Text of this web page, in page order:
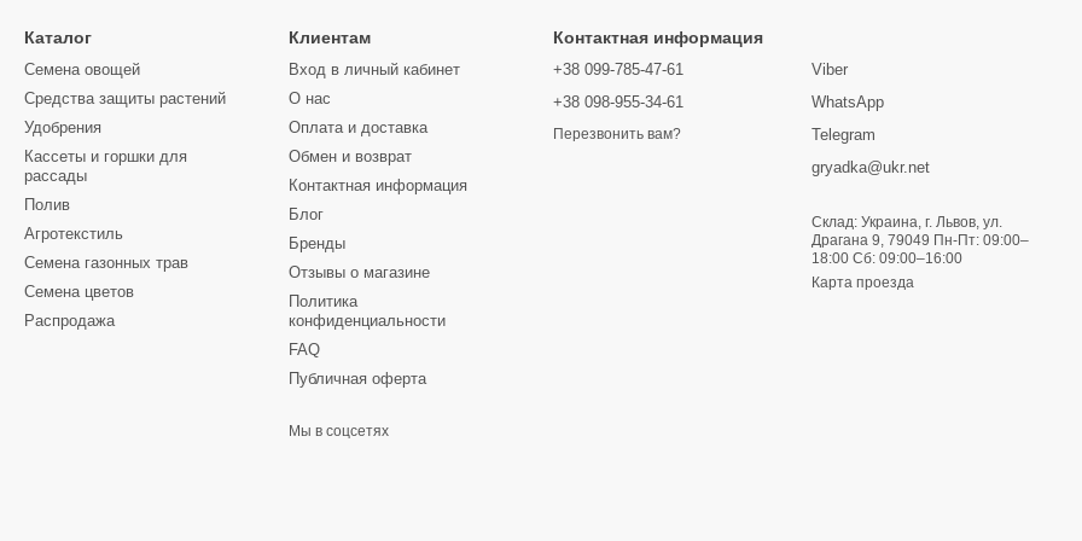
управляющая реакциями;
для использования препаратов в связи с их токсичностью. К тому же, эффективность борьбы с некоторыми грибками
меры, когда обрабатывается исключительно посадочный материал.
нужно также и на сроки обработки. Для каждой культуры разработаны свои схемы, что должны видоизменяться в
в регионе.
целый список препаратов, удовлетворяющий потребности аграриев. Профилактические меры значительно улучшают
по многим культурам. А регулярно выполнимая система действий по обработке участка поможет справиться с большинством
можно выгодно купить препараты от известных и уже доказавших высокое качество своих средств защиты растений
Каталог
Семена овощей
Средства защиты растений
Удобрения
Кассеты и горшки для
рассады
Полив
Агротекстиль
Семена газонных трав
Семена цветов
Распродажа
Клиентам
Вход в личный кабинет
О нас
Оплата и доставка
Обмен и возврат
Контактная информация
Блог
Бренды
Отзывы о магазине
Политика
конфиденциальности
FAQ
Публичная оферта
Мы в соцсетях
Контактная информация
+38 099-785-47-61
+38 098-955-34-61
Перезвонить вам?
Viber
WhatsApp
Telegram
gryadka@ukr.net
Склад: Украина, г. Львов, ул.
Драгана 9, 79049 Пн-Пт: 09:00–
18:00 Сб: 09:00–16:00
Карта проезда